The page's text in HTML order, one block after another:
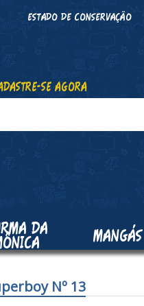
ESTADO DE CONSERVAÇÃO
SE AGORA
DA MANGÁS
Nº 13